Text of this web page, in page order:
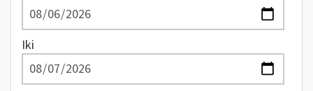
Iki